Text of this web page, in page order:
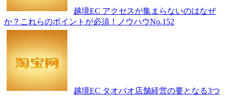
越境EC アクセスが集まらないのはなぜ
か？これらのポイントが必須！ノウハウNo.152
越境EC タオバオ店舗経営の要となる3つ